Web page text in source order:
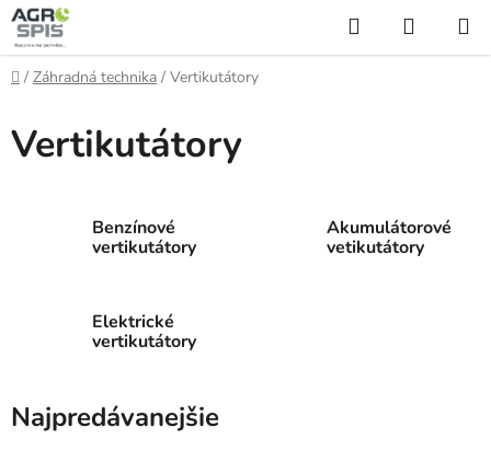
Prejsť
na
obsah
Hľadať
KOŠÍK
Domov
/ Záhradná technika / Vertikutátory
Vertikutátory
Benzínové
vertikutátory
Akumulátorové
vetikutátory
Elektrické
vertikutátory
Najpredávanejšie